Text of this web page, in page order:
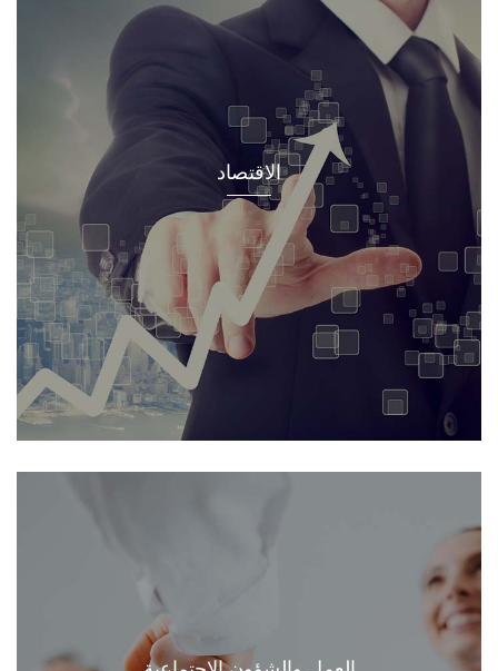
الاقتصاد